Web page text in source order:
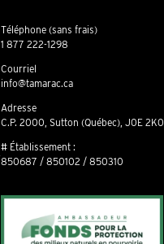
Téléphone (sans frais)
1 877 222-1298
Courriel
info@tamarac.ca
Adresse
C.P. 2000, Sutton (Québec), J0E 2K0
# Établissement :
850687 / 850102 / 850310